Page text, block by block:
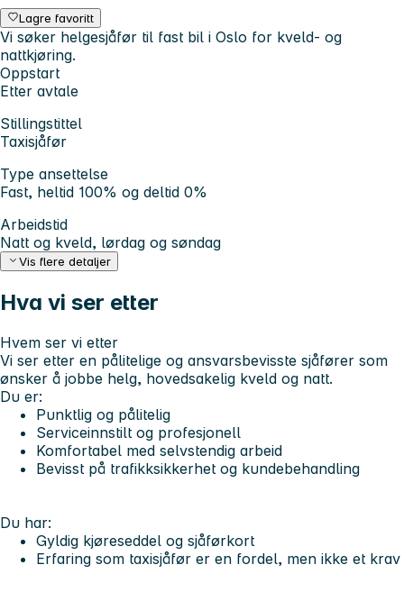
Lagre favoritt
Vi søker helgesjåfør til fast bil i Oslo for kveld- og
nattkjøring.
Oppstart
Etter avtale
Stillingstittel
Taxisjåfør
Type ansettelse
Fast, heltid 100% og deltid 0%
Arbeidstid
Natt og kveld, lørdag og søndag
Vis flere detaljer
Hva vi ser etter
Hvem ser vi etter
Vi ser etter en pålitelige og ansvarsbevisste sjåfører som
ønsker å jobbe helg, hovedsakelig kveld og natt.
Du er:
Punktlig og pålitelig
Serviceinnstilt og profesjonell
Komfortabel med selvstendig arbeid
Bevisst på trafikksikkerhet og kundebehandling
Du har:
Gyldig kjøreseddel og sjåførkort
Erfaring som taxisjåfør er en fordel, men ikke et krav